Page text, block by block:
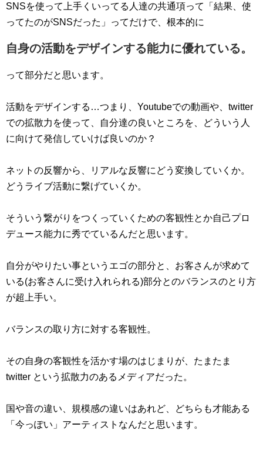
SNSを使って上手くいってる人達の共通項って「結果、使
ってたのがSNSだった」ってだけで、根本的に
自身の活動をデザインする能力に優れている。
って部分だと思います。
活動をデザインする…つまり、Youtubeでの動画や、twitter
での拡散力を使って、自分達の良いところを、どういう人
に向けて発信していけば良いのか？
ネットの反響から、リアルな反響にどう変換していくか。
どうライブ活動に繋げていくか。
そういう繋がりをつくっていくための客観性とか自己プロ
デュース能力に秀でているんだと思います。
自分がやりたい事というエゴの部分と、お客さんが求めて
いる(お客さんに受け入れられる)部分とのバランスのとり方
が超上手い。
バランスの取り方に対する客観性。
その自身の客観性を活かす場のはじまりが、たまたま
twitter という拡散力のあるメディアだった。
国や音の違い、規模感の違いはあれど、どちらも才能ある
「今っぽい」アーティストなんだと思います。